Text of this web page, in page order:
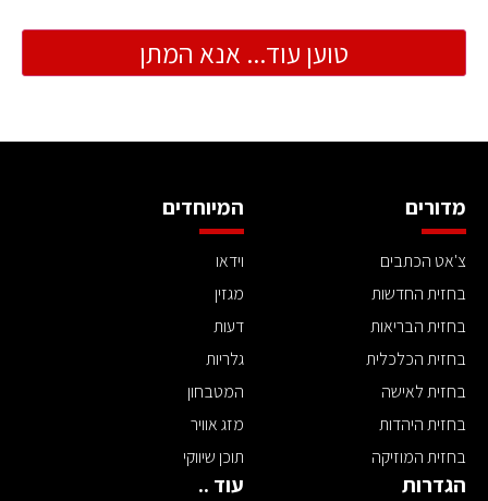
טוען עוד... אנא המתן
מדורים
צ'אט הכתבים
בחזית החדשות
בחזית הבריאות
בחזית הכלכלית
בחזית לאישה
בחזית היהדות
בחזית המוזיקה
המיוחדים
וידאו
מגזין
דעות
גלריות
המטבחון
מזג אוויר
תוכן שיווקי
הגדרות עוד ..